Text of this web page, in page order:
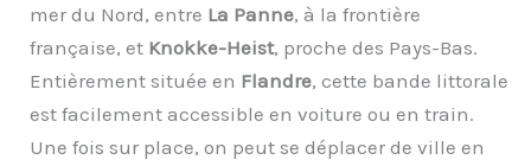
mer du Nord, entre La Panne, à la frontière
française, et Knokke-Heist, proche des Pays-Bas.
Entièrement située en Flandre, cette bande littorale
est facilement accessible en voiture ou en train.
Une fois sur place, on peut se déplacer de ville en